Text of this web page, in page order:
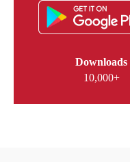
Downloads
10,000+